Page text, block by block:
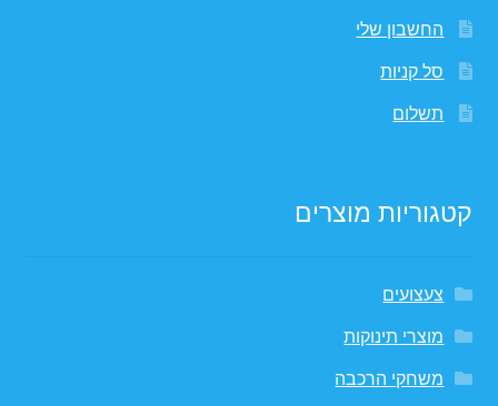
החשבון שלי
סל קניות
תשלום
קטגוריות מוצרים
צעצועים
מוצרי תינוקות
משחקי הרכבה